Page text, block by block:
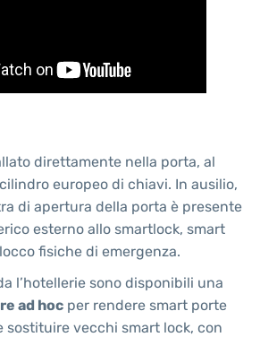
direttamente nella porta, al
europeo di chiavi. In ausilio,
di apertura della porta è presente
esterno allo smartlock, smart
fisiche di emergenza.
l’hotellerie sono disponibili una
ad hoc per rendere smart porte
sostituire vecchi smart lock, con